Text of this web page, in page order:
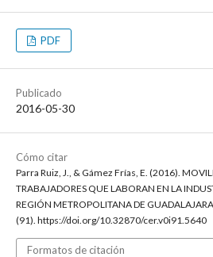
PDF
Publicado
2016-05-30
Cómo citar
Parra Ruiz, J., & Gámez Frías, E. (2016).
TRABAJADORES QUE LABORAN EN LA
REGIÓN METROPOLITANA DE GUADALAJARA.
(91). https://doi.org/10.32870/cer.v0i91.5640
Formatos de citación